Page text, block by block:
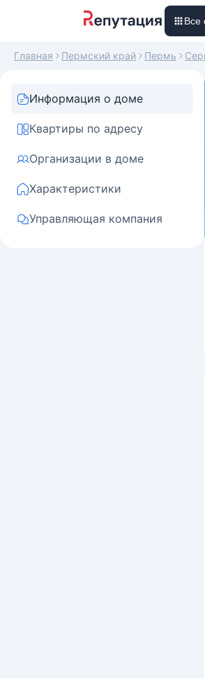
Все
Главная Пермский край Пермь
Информация о доме
Квартиры по адресу
Организации в доме
Характеристики
Управляющая компания